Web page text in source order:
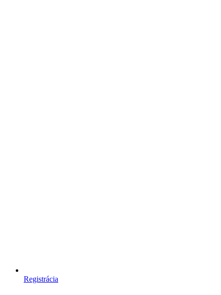
Registrácia